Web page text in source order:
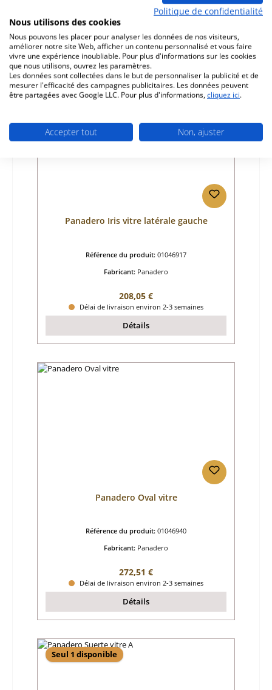
Prix régulier :
158,23 €
Détails
Panadero Iris vitre latérale gauche
Référence du produit: 01046917
Fabricant: Panadero
Prix régulier :
208,05 €
Délai de livraison environ 2-3 semaines
Détails
Panadero Oval vitre
Référence du produit: 01046940
Fabricant: Panadero
Prix régulier :
272,51 €
Délai de livraison environ 2-3 semaines
Détails
Seul 1 disponible
Politique de confidentialité
Nous utilisons des cookies
Nous pouvons les placer pour analyser les données de nos visiteurs,
améliorer notre site Web, afficher un contenu personnalisé et vous faire
vivre une expérience inoubliable. Pour plus d'informations sur les cookies
que nous utilisons, ouvrez les paramètres.
Les données sont collectées dans le but de personnaliser la publicité et de
mesurer l'efficacité des campagnes publicitaires. Les données peuvent
être partagées avec Google LLC. Pour plus d'informations, cliquez ici.
Accepter tout Non, ajuster